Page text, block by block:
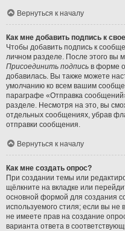
Вернуться к началу
Как мне добавить подпись к
Чтобы добавить подпись к
личном разделе. После этого вы
Присоединить подпись в форме
добавилась. Вы также можете
умолчанию ко всем вашим
параграфе «Отправка
разделе. Несмотря на это, вы
отдельных сообщениях, убрав
отправки сообщения.
Вернуться к началу
Как мне создать опрос?
При создании темы или
щёлкните на вкладке или
основной формой для создания
используемого стиля; если вы
не имеете прав на создание
варианта ответа в